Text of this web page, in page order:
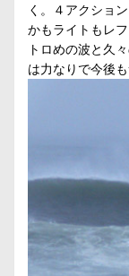
く。４アクショ
かもライトもレ
トロめの波と久
は力なりで今後